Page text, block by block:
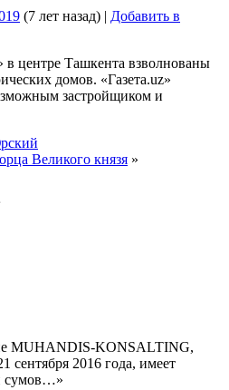
(7 лет назад) | Добавить в
центре Ташкента взволнованы
домов. «Газета.uz»
застройщиком и
Великого князя »
MUHANDIS-KONSALTING,
сентября 2016 года, имеет
сумов…»